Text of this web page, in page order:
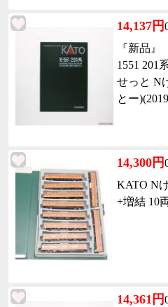
14,137円
『新品
1551 201
せっと N
とー
14,300円
KATO N
+増結 10
14,361円